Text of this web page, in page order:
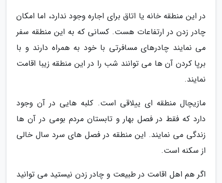
در این منطقه خانه یا اتاق برای اجاره وجود ندارد، اما امکان
چادر زدن در ارتفاعات هست. کسانی که به این منطقه سفر
می نمایند چادرهای مسافرتی با خود به همراه دارند و با
برپا کردن آن ها می توانند شب را در این منطقه زیبا اقامت
نمایند.
مازیچال منطقه ای ییلاقی است. کلبه هایی در آن وجود
دارد که فقط در فصل بهار و تابستان مردم بومی در آن ها
زندگی می نمایند. این منطقه در فصل های سرد سال خالی
از سکنه است.
اگر هم اهل اقامت در طبیعت و چادر زدن نیستید می توانید